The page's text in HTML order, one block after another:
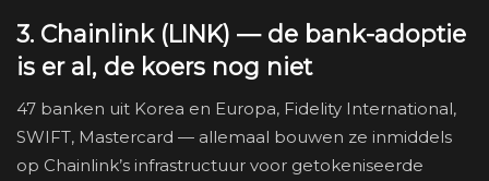
3. Chainlink (LINK) — de bank-adoptie
is er al, de koers nog niet
47 banken uit Korea en Europa, Fidelity International,
SWIFT, Mastercard — allemaal bouwen ze inmiddels
op Chainlink’s infrastructuur voor getokeniseerde